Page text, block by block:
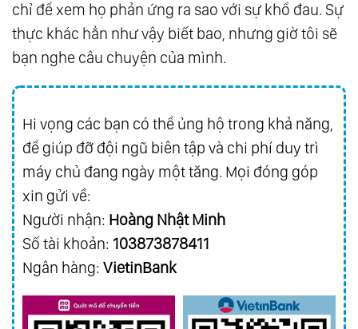
chỉ để xem họ phản ứng ra sao với sự khổ đau. Sự
thực khác hẳn như vậy biết bao, nhưng giờ tôi sẽ
bạn nghe câu chuyện của mình.
Hi vọng các bạn có thể ủng hộ trong khả năng,
để giúp đỡ đội ngũ biên tập và chi phí duy trì
máy chủ đang ngày một tăng. Mọi đóng góp
xin gửi về:
Người nhận: Hoàng Nhật Minh
Số tài khoản: 103873878411
Ngân hàng: VietinBank